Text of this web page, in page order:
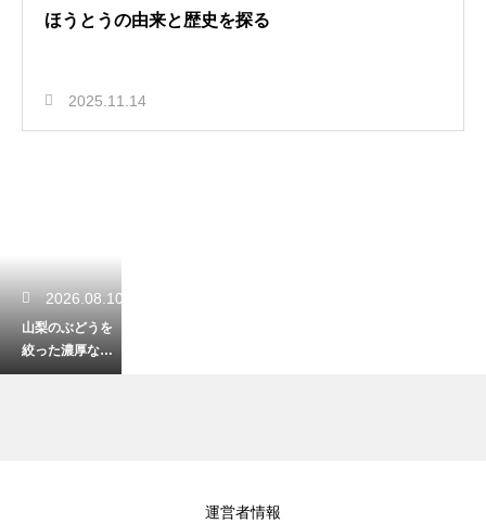
ほうとうの由来と歴史を探る
2025.11.14
2026.08.10
山梨のぶどうを
絞った濃厚なジ
ュース！果実の
運営者情報